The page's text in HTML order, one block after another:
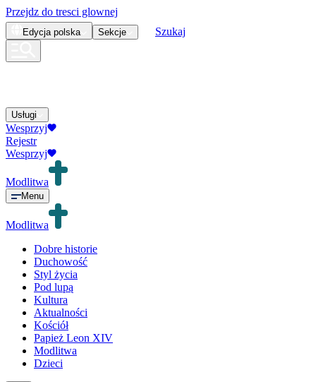
Przejdz do tresci glownej
Edycja polska Sekcje Szukaj
Usługi
Wesprzyj
Rejestr
Wesprzyj
Modlitwa
Menu
Modlitwa
Dobre historie
Duchowość
Styl życia
Pod lupą
Kultura
Aktualności
Kościół
Papież Leon XIV
Modlitwa
Dzieci